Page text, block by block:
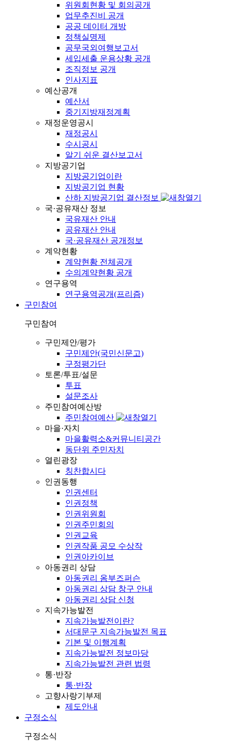
위원회현황 및 회의공개
업무추진비 공개
공공 데이터 개방
정책실명제
공무국외여행보고서
세입세출 운용상황 공개
조직정보 공개
인사지표
예산공개
예산서
중기지방재정계획
재정운영공시
재정공시
수시공시
알기 쉬운 결산보고서
지방공기업
지방공기업이란
지방공기업 현황
산하 지방공기업 결산정보
국·공유재산 정보
국유재산 안내
공유재산 안내
국·공유재산 공개정보
계약현황
계약현황 전체공개
수의계약현황 공개
연구용역
연구용역공개(프리즘)
구민참여
구민참여
구민제안/평가
구민제안(국민신문고)
구정평가단
토론/투표/설문
투표
설문조사
주민참여예산방
주민참여예산
마을·자치
마을활력소&커뮤니티공간
동단위 주민자치
열린광장
칭찬합시다
인권동행
인권센터
인권정책
인권위원회
인권주민회의
인권교육
인권작품 공모 수상작
인권아카이브
아동권리 상담
아동권리 옴부즈퍼슨
아동권리 상담 창구 안내
아동권리 상담 신청
지속가능발전
지속가능발전이란?
서대문구 지속가능발전 목표
기본 및 이행계획
지속가능발전 정보마당
지속가능발전 관련 법령
통·반장
통·반장
고향사랑기부제
제도안내
구정소식
구정소식